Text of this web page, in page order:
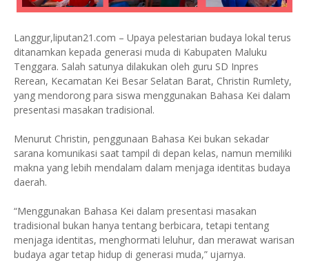
Langgur,liputan21.com – Upaya pelestarian budaya lokal terus
ditanamkan kepada generasi muda di Kabupaten Maluku
Tenggara. Salah satunya dilakukan oleh guru SD Inpres
Rerean, Kecamatan Kei Besar Selatan Barat, Christin Rumlety,
yang mendorong para siswa menggunakan Bahasa Kei dalam
presentasi masakan tradisional.
Menurut Christin, penggunaan Bahasa Kei bukan sekadar
sarana komunikasi saat tampil di depan kelas, namun memiliki
makna yang lebih mendalam dalam menjaga identitas budaya
daerah.
“Menggunakan Bahasa Kei dalam presentasi masakan
tradisional bukan hanya tentang berbicara, tetapi tentang
menjaga identitas, menghormati leluhur, dan merawat warisan
budaya agar tetap hidup di generasi muda,” ujarnya.